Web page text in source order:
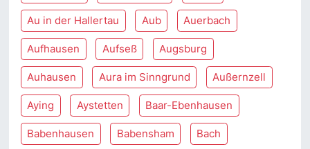
Au in der Hallertau Aub Auerbach
Aufhausen Aufseß Augsburg
Auhausen Aura im Sinngrund Außernzell
Aying Aystetten Baar-Ebenhausen
Babenhausen Babensham Bach